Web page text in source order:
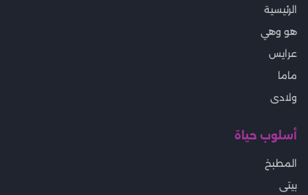
الرئيسية
هو وهي
عرايس
ماما
ولادى
أسلوب حياة
المطبخ
بيتى